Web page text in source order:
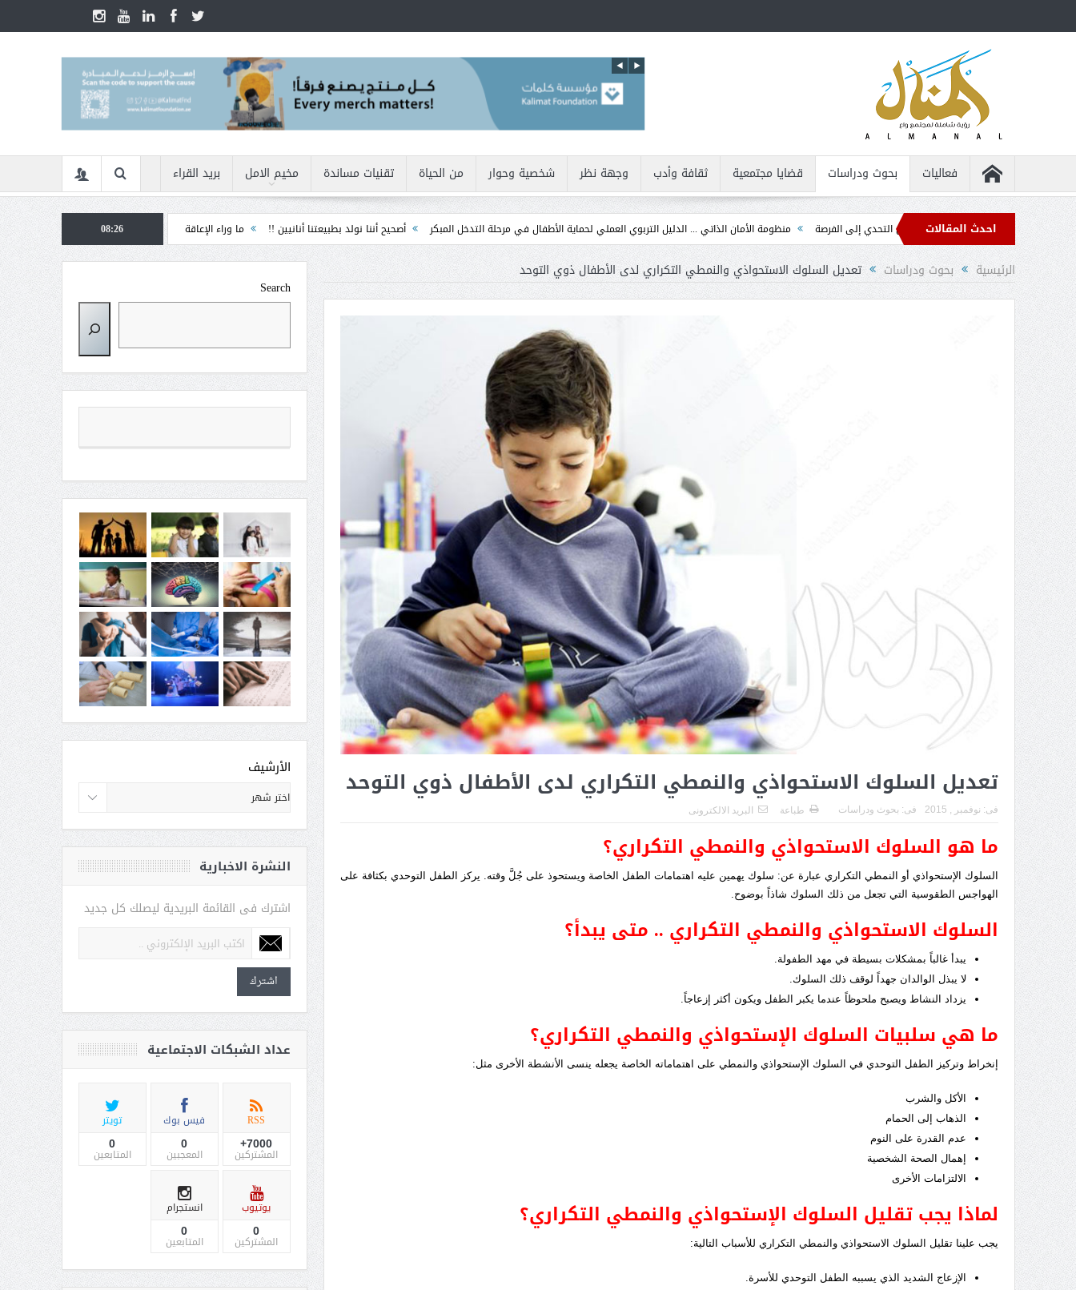
فعاليات بحوث ودراسات قضايا مجتمعية ثقافة وأدب وجهة نظر شخصية وحوار من الحياة تقنيات مساندة مخيم الامل بريد القراء
احدث المقالات
من ذوي الإعاقة ... من التحدي إلى الفرصة منظومة الأمان الذاتي ... الدليل التربوي العملي لحماية الأطفال في مرحلة التدخل المبكر أصحيح أننا نولد بطبيعتنا أنانيين !! ما وراء الإعاقة الأمن السيبراني في زمن الأزمات ... كيف نحمي
08:26
الرئيسية بحوث ودراسات تعديل السلوك الاستحواذي والنمطي التكراري لدى الأطفال ذوي التوحد
تعديل السلوك الاستحواذي والنمطي التكراري لدى الأطفال ذوي التوحد
فى: نوفمبر , 2015 فى: بحوث ودراسات طباعة البريد الالكترونى
ما هو السلوك الاستحواذي والنمطي التكراري؟
السلوك الإستحواذي أو النمطي التكراري عبارة عن: سلوك يهمين عليه اهتمامات الطفل الخاصة ويستحوذ على جُلَّ وقته. يركز الطفل التوحدي بكثافة على
الهواجس الطقوسية التي تجعل من ذلك السلوك شاذاً بوضوح.
السلوك الاستحواذي والنمطي التكراري .. متى يبدأ؟
يبدأ غالباً بمشكلات بسيطة في مهد الطفولة.
لا يبذل الوالدان جهداً لوقف ذلك السلوك.
يزداد النشاط ويصبح ملحوظاً عندما يكبر الطفل ويكون أكثر إزعاجاً.
ما هي سلبيات السلوك الإستحواذي والنمطي التكراري؟
إنخراط وتركيز الطفل التوحدي في السلوك الإستحواذي والنمطي على اهتماماته الخاصة يجعله ينسى الأنشطة الأخرى مثل:
الأكل والشرب
الذهاب إلى الحمام
عدم القدرة على النوم
إهمال الصحة الشخصية
الالتزامات الأخرى
لماذا يجب تقليل السلوك الإستحواذي والنمطي التكراري؟
يجب علينا تقليل السلوك الاستحواذي والنمطي التكراري للأسباب التالية:
الإزعاج الشديد الذي يسببه الطفل التوحدي للأسرة.
Search
الأرشيف
النشرة الاخبارية
اشترك فى القائمة البريدية ليصلك كل جديد
اشترك
عداد الشبكات الاجتماعية
RSS
7000+
المشتركين
فيس بوك
0
المعجبين
تويتر
0
المتابعين
يوتيوب
0
المشتركين
انستجرام
0
المتابعين